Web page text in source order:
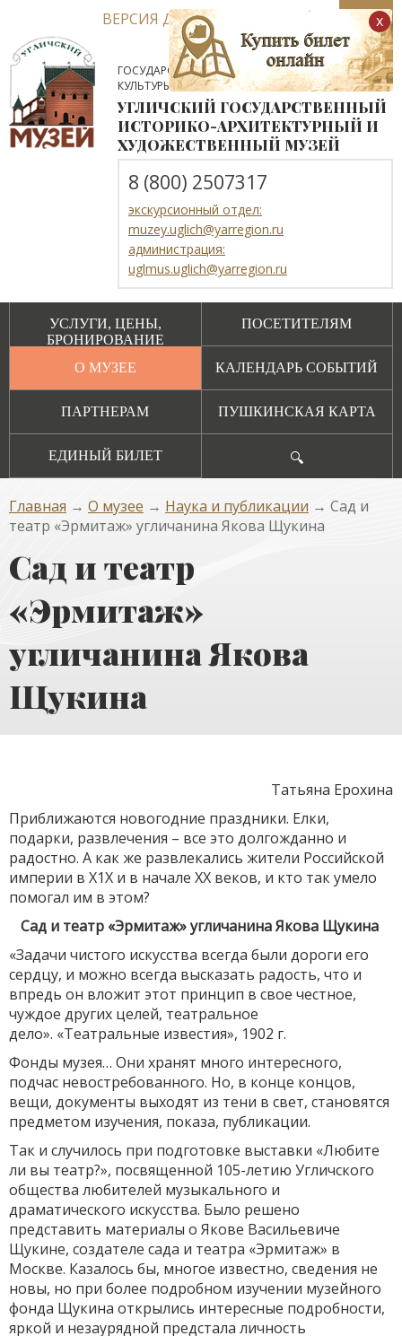
ВЕРСИЯ ДЛЯ СЛАБОВИДЯЩИХ
ГОСУДАРСТВЕННОЕ АВТОНОМНОЕ УЧРЕЖДЕНИЕ
КУЛЬТУРЫ ЯРОСЛАВСКОЙ ОБЛАСТИ
УГЛИЧСКИЙ ГОСУДАРСТВЕННЫЙ
ИСТОРИКО-АРХИТЕКТУРНЫЙ И
ХУДОЖЕСТВЕННЫЙ МУЗЕЙ
8 (800) 2507317
экскурсионный отдел:
muzey.uglich@yarregion.ru
администрация:
uglmus.uglich@yarregion.ru
УСЛУГИ, ЦЕНЫ,
БРОНИРОВАНИЕ
ПОСЕТИТЕЛЯМ
О МУЗЕЕ КАЛЕНДАРЬ СОБЫТИЙ
ПАРТНЕРАМ ПУШКИНСКАЯ КАРТА
ЕДИНЫЙ БИЛЕТ 🔍
Главная → О музее → Наука и публикации → Сад и
театр «Эрмитаж» угличанина Якова Щукина
Сад и театр
«Эрмитаж»
угличанина Якова
Щукина
Татьяна Ерохина
Приближаются новогодние праздники. Елки,
подарки, развлечения – все это долгожданно и
радостно. А как же развлекались жители Российской
империи в Х1Х и в начале ХХ веков, и кто так умело
помогал им в этом?
Сад и театр «Эрмитаж» угличанина Якова Щукина
«Задачи чистого искусства всегда были дороги его
сердцу, и можно всегда высказать радость, что и
впредь он вложит этот принцип в свое честное,
чуждое других целей, театральное
дело». «Театральные известия», 1902 г.
Фонды музея… Они хранят много интересного,
подчас невостребованного. Но, в конце концов,
вещи, документы выходят из тени в свет, становятся
предметом изучения, показа, публикации.
Так и случилось при подготовке выставки «Любите
ли вы театр?», посвященной 105-летию Угличского
общества любителей музыкального и
драматического искусства. Было решено
представить материалы о Якове Васильевиче
Щукине, создателе сада и театра «Эрмитаж» в
Москве. Казалось бы, многое известно, сведения не
новы, но при более подробном изучении музейного
фонда Щукина открылись интересные подробности,
яркой и незаурядной предстала личность
x